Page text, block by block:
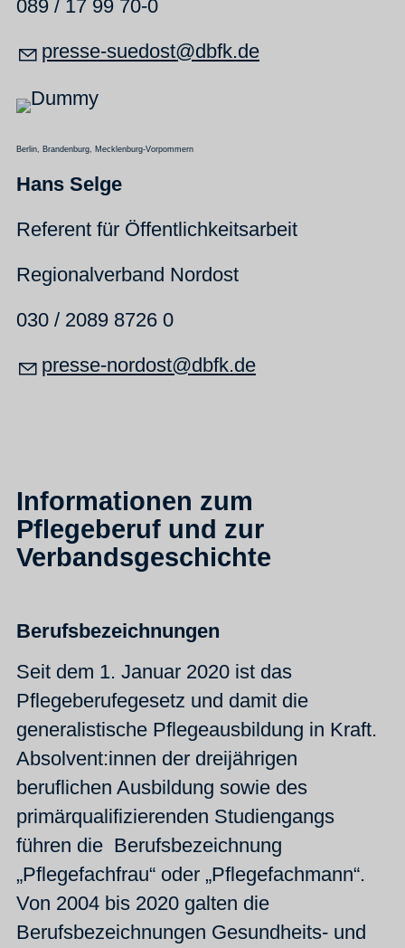
089 / 17 99 70-0
pr ss -s d st dbfk d
Berlin, Brandenburg, Mecklenburg-Vorpommern
Hans Selge
Referent für Öffentlichkeitsarbeit
Regionalverband Nordost
030 / 2089 8726 0
pr ss -n rd st dbfk d
Informationen zum
Pflegeberuf und zur
Verbandsgeschichte
Berufsbezeichnungen
Seit dem 1. Januar 2020 ist das
Pflegeberufegesetz und damit die
generalistische Pflegeausbildung in Kraft.
Absolvent:innen der dreijährigen
beruflichen Ausbildung sowie des
primärqualifizierenden Studiengangs
führen die Berufsbezeichnung
„Pflegefachfrau“ oder „Pflegefachmann“.
Von 2004 bis 2020 galten die
Berufsbezeichnungen Gesundheits- und